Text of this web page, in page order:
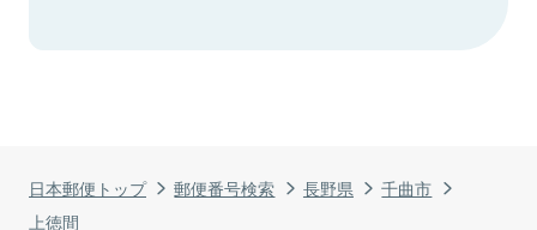
日本郵便トップ 郵便番号検索 長野県
千曲市
上徳間